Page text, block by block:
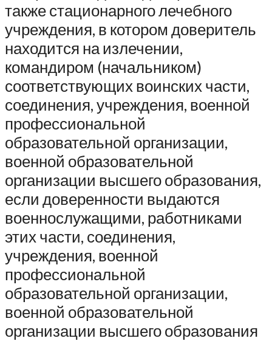
также стационарного лечебного
учреждения, в котором доверитель
находится на излечении,
командиром (начальником)
соответствующих воинских части,
соединения, учреждения, военной
профессиональной
образовательной организации,
военной образовательной
организации высшего образования,
если доверенности выдаются
военнослужащими, работниками
этих части, соединения,
учреждения, военной
профессиональной
образовательной организации,
военной образовательной
организации высшего образования